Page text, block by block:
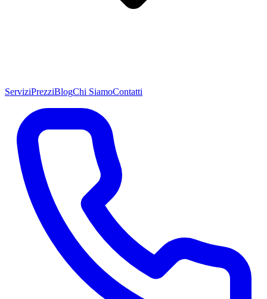
ServiziPrezziBlogChi SiamoContatti